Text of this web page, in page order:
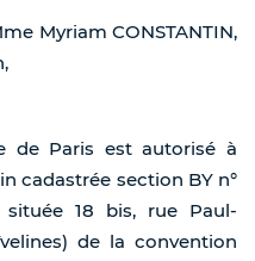
Myriam CONSTANTIN,
de Paris est autorisé à
cadastrée section BY n°
18 bis, rue Paul-
de la convention